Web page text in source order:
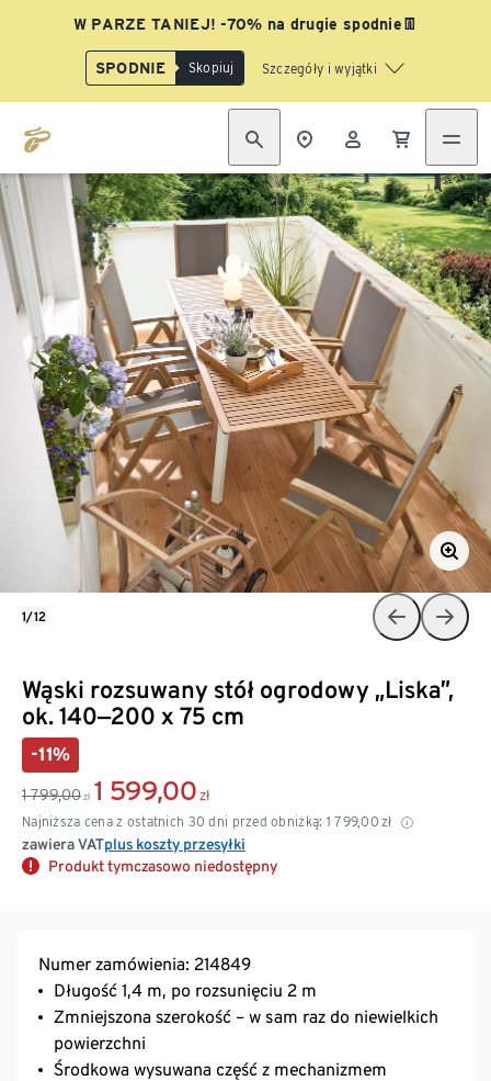
W PARZE TANIEJ! -70% na drugie spodnie👖
SPODNIE Skopiuj Szczegóły i wyjątki
Wąski rozsuwany stół ogrodowy „Liska”,
ok. 140‒200 x 75 cm
-11%
1 799,00 zł 1 599,00 zł
Najniższa cena z ostatnich 30 dni przed obniżką: 1 799,00 zł
zawiera VATplus koszty przesyłki
Produkt tymczasowo niedostępny
1/12
Numer zamówienia: 214849
Długość 1,4 m, po rozsunięciu 2 m
Zmniejszona szerokość – w sam raz do niewielkich
powierzchni
Środkowa wysuwana część z mechanizmem